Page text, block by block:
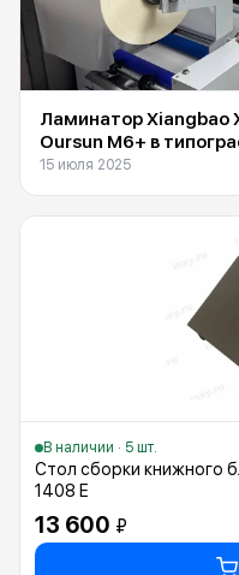
Ламинатор Xiangbao
Oursun M6+ в
15 июля 2025
В наличии · 5 шт.
Стол сборки книжного
1408 Е
13 600 ₽